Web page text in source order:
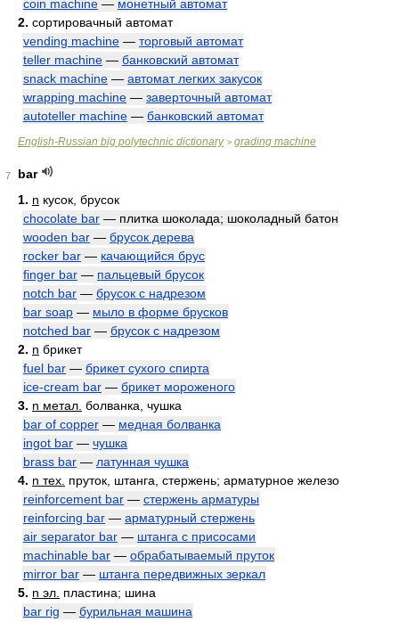
coin machine — монетный автомат
2. сортировачный автомат
vending machine — торговый автомат
teller machine — банковский автомат
snack machine — автомат легких закусок
wrapping machine — заверточный автомат
autoteller machine — банковский автомат
English-Russian big polytechnic dictionary> grading machine
7
bar
1. n кусок, брусок
chocolate bar — плитка шоколада; шоколадный батон
wooden bar — брусок дерева
rocker bar — качающийся брус
finger bar — пальцевый брусок
notch bar — брусок с надрезом
bar soap — мыло в форме брусков
notched bar — брусок с надрезом
2. n брикет
fuel bar — брикет сухого спирта
ice-cream bar — брикет мороженого
3. n метал. болванка, чушка
bar of copper — медная болванка
ingot bar — чушка
brass bar — латунная чушка
4. n тех. пруток, штанга, стержень; арматурное железо
reinforcement bar — стержень арматуры
reinforcing bar — арматурный стержень
air separator bar — штанга с присосами
machinable bar — обрабатываемый пруток
mirror bar — штанга передвижных зеркал
5. n эл. пластина; шина
bar rig — бурильная машина